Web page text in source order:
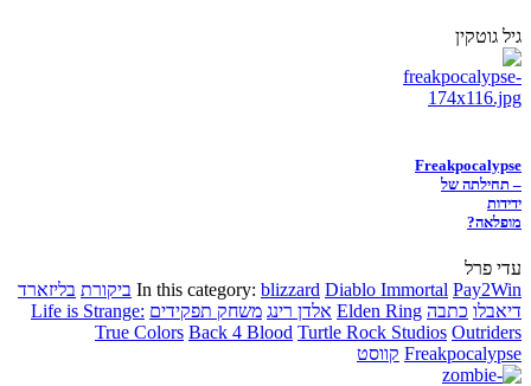
גיל גוטקין
Freakpocalypse
– תחילתה של
ידידות
מופלאה?
עדי פרל
In this category: blizzard Diablo Immortal Pay2Win ביקורת בליזארד
דיאבלו כתבה Elden Ring אלדן רינג משחק תפקידים Life is Strange:
True Colors Back 4 Blood Turtle Rock Studios Outriders
Freakpocalypse קווסט